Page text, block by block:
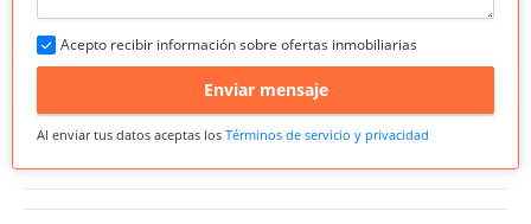
Acepto recibir información sobre ofertas inmobiliarias
Enviar mensaje
Al enviar tus datos aceptas los Términos de servicio y privacidad